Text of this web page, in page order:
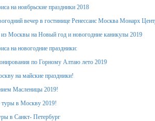
на ноябрьские праздники 2018
вечер в гостинице Ренессанс Москва Монарх
Москвы на Новый год и новогодние каникулы 2019
на новогодние праздники:
по Горному Алтаю лето 2019
на майские праздники!
Масленицы 2019!
туры в Москву 2019!
в Санкт- Петербург